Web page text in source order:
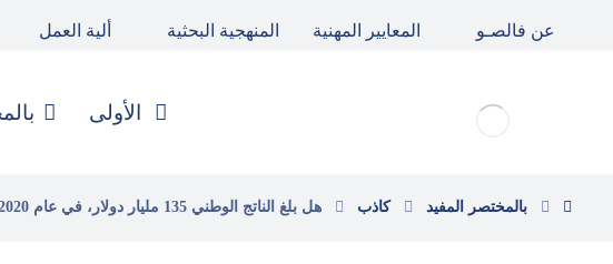
عن فالصـو المعايير المهنية المنهجية البحثية ألية العمل
الأولى
بالمختصر المفيد كاذب هل بلغ الناتج الوطني 135 مليار دولار، في عام 2020 ؟